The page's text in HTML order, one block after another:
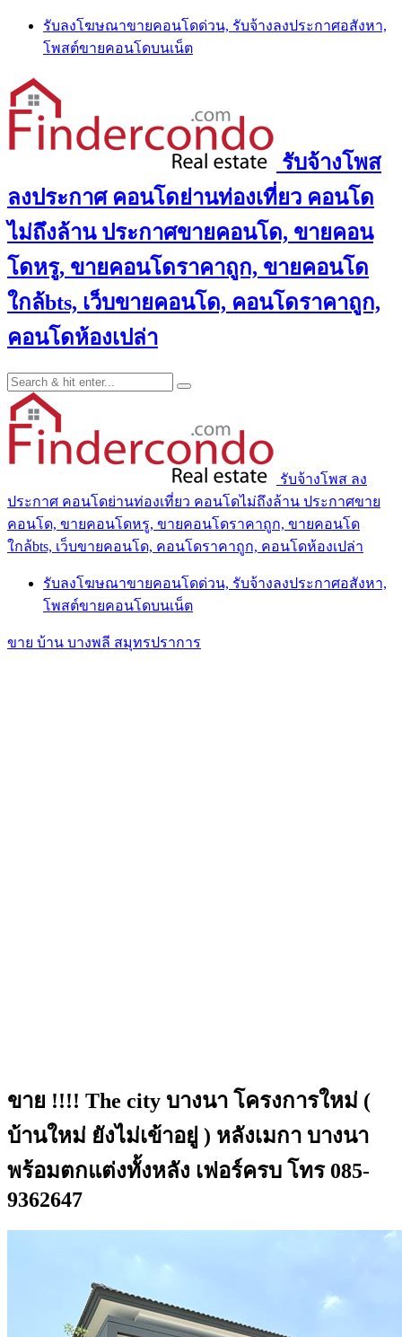
Skip
content
รับลงโฆษณาขายคอนโดด่วน, รับจ้างลงประกาศอสังหา,
โพสต์ขายคอนโดบนเน็ต
รับจ้างโพส
ลงประกาศ คอนโดย่านท่องเที่ยว คอนโด
ไม่ถึงล้าน ประกาศขายคอนโด, ขายคอน
โดหรู, ขายคอนโดราคาถูก, ขายคอนโด
ใกล้bts, เว็บขายคอนโด, คอนโดราคาถูก,
คอนโดห้องเปล่า
รับจ้างโพส ลง
ประกาศ คอนโดย่านท่องเที่ยว คอนโดไม่ถึงล้าน ประกาศขาย
คอนโด, ขายคอนโดหรู, ขายคอนโดราคาถูก, ขายคอนโด
ใกล้bts, เว็บขายคอนโด, คอนโดราคาถูก, คอนโดห้องเปล่า
รับลงโฆษณาขายคอนโดด่วน, รับจ้างลงประกาศอสังหา,
โพสต์ขายคอนโดบนเน็ต
ขาย บ้าน บางพลี สมุทรปราการ
ขาย !!!! The city บางนา โครงการใหม่ (
บ้านใหม่ ยังไม่เข้าอยู่ ) หลังเมกา บางนา
พร้อมตกแต่งทั้งหลัง เฟอร์ครบ โทร 085-
9362647